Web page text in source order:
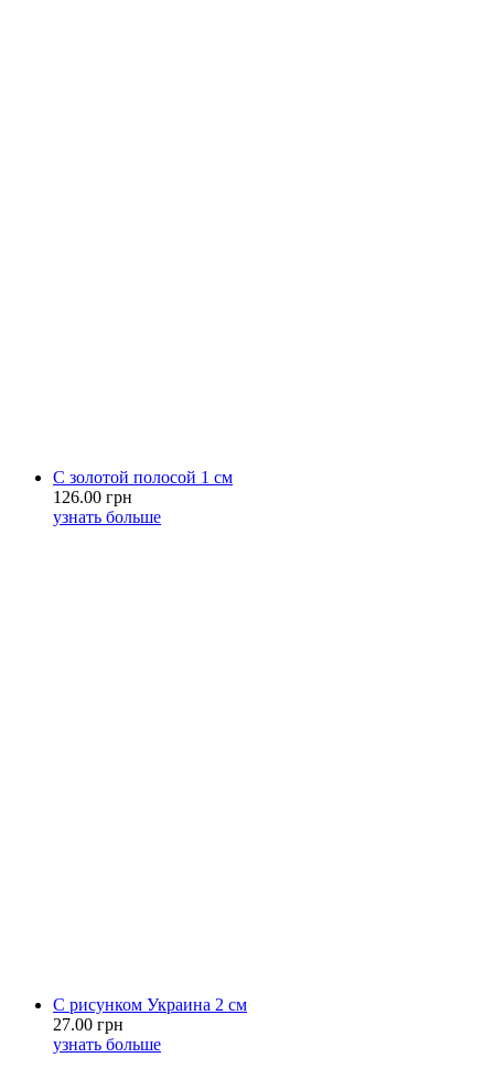
С золотой полосой 1 см
126.00 грн
узнать больше
С рисунком Украина 2 см
27.00 грн
узнать больше